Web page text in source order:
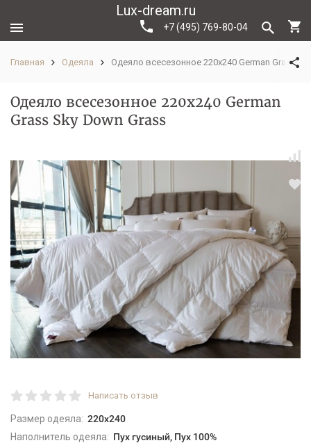
Lux-dream.ru
+7 (495) 769-80-04
Главная Одеяла Одеяло всесезонное 220х240 German Grass
Одеяло всесезонное 220х240 German
Grass Sky Down Grass
Написать отзыв
Размер одеяла: 220x240
Наполнитель одеяла: Пух гусиный, Пух 100%